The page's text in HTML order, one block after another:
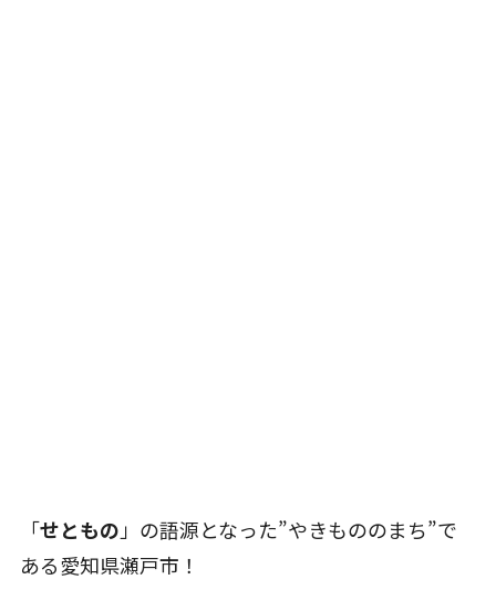
「せともの 」の語源となった”やきもののまち”で
ある愛知県瀬戸市！